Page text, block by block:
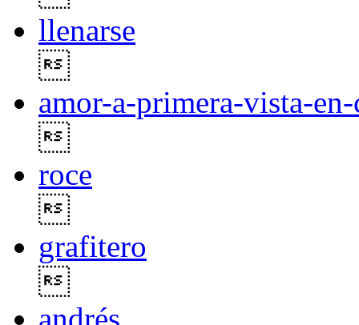
llenarse
amor-a-primera-vista-
roce
grafitero